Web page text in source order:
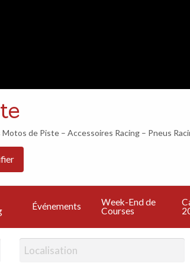
de Piste – Accessoires Racing – Pneus
Événements
Week-End de
Courses